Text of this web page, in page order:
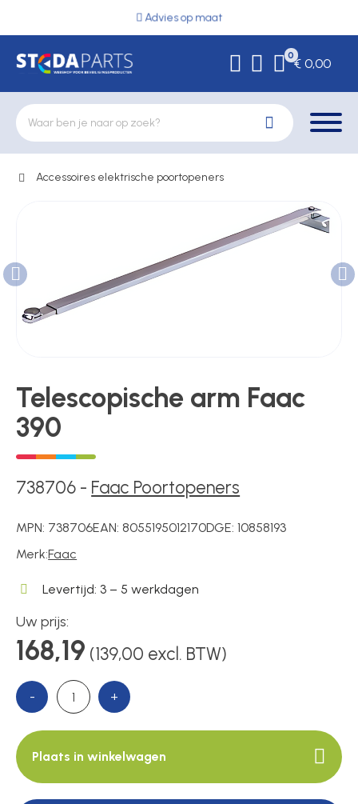
Advies op maat
0
€ 0,00
Deurbeslag
Hekwerkonderdelen
Poortonderdelen
Sloten
Toegangscontrole
Toegangsverlening
Voedingen
Over ons
Accessoires elektrische poortopeners
Telescopische arm Faac
390
738706 - Faac Poortopeners
MPN: 738706EAN:8055195012170DGE:10858193
Merk:Faac
Levertijd: 3 – 5 werkdagen
Uw prijs:
168,19 (139,00 excl. BTW)
- +
Plaats in winkelwagen